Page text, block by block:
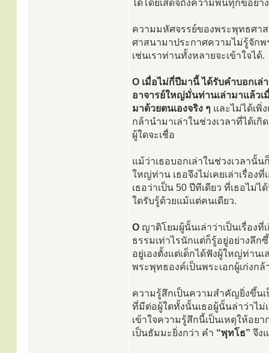
ได้โดยเสด็จถึงความพ้นทุกข์อย่
ความมหัศจรรย์ของพระพุทธศา
ศาสนามาประกาศความไม่รู้จัก
เช่นเราท่านทั้งหลายจะเข้าใจได้.
O เมื่อไม่กี่ปีมานี้ ได้รับคำบอกเ
อาจารย์ใหญ่มั่นท่านเล่ามาแล้ว
มาด้วยตนเองจริง ๆ และไม่ได้เพิ่
กล้านำมาเล่าในช่วงเวลาที่ได้เ
ผู้ใดจะเชื่อ
แม้ว่าเธอบอกเล่าในช่วงเวลานั้
ใหญ่ท่าน เธอจึงไม่เคยเล่าเรื่อง
เธอว่าเป็น 50 ปีทีเดียว ที่เธอไม่
ใดรับรู้ด้วยแม้แต่คนเดียว.
O ญาติโยมผู้นั้นเล่าว่าเป็นเรื่อง
ธรรมเท่าไรนักแต่ก็รู้อยู่อย่างลึก
อยู่เองตั้งแต่เด็กได้ฟังผู้ใหญ่ท่าน
พระพุทธองค์เป็นพระเอกผู้เก่งก
ความรู้สึกเป็นความสำคัญยิ่งขึ้น
ที่มีต่อผู้ใดทั้งนั้นเธอผู้นั้นล่าว่าไม่
เข้าใจความรู้สึกนี้เป็นเหตุให้อ
เป็นธัมมะยิ่งกว่า คำ “พุทโธ” จึง